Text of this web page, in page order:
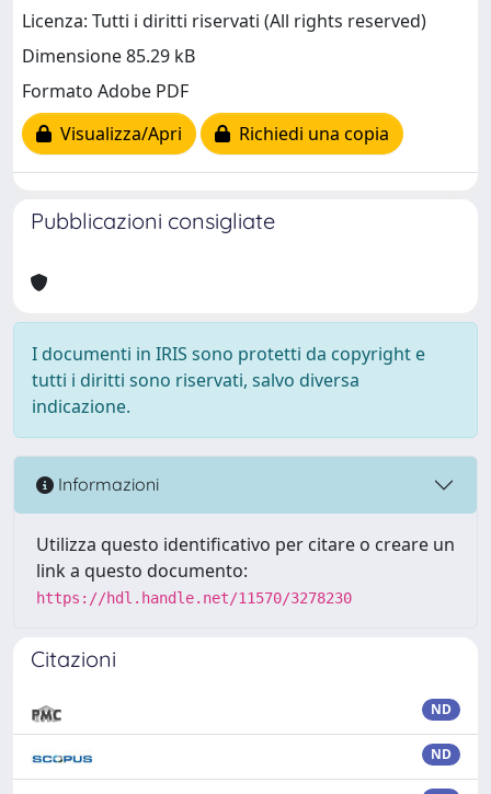
Licenza: Tutti i diritti riservati (All rights reserved)
Dimensione 85.29 kB
Formato Adobe PDF
Visualizza/Apri
Richiedi una copia
Pubblicazioni consigliate
I documenti in IRIS sono protetti da copyright e
tutti i diritti sono riservati, salvo diversa
indicazione.
Informazioni
Utilizza questo identificativo per citare o creare un
link a questo documento:
https://hdl.handle.net/11570/3278230
Citazioni
ND
ND